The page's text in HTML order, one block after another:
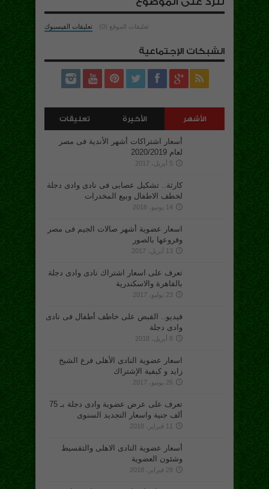
تعليقات الفيسبوك تعليقات الموقع (0)
الشبكات الإجتماعية
الأشهر الأخيرة تعليقات
أسعار اشتراكات أشهر الأندية فى مصر
لعام 2020/2019
5 أبريل، 2017
كارثة.. تشكيل عصابى فى نادى وادى دجلة
لخطف الاطفال وبيع المخدرات
14 يونيو، 2018
اسعار عضوية أشهر صالات الجيم فى مصر
وفروعها بالصور
13 أبريل، 2017
تعرف على اسعار اشتراك نادى وادى دجلة
بالقاهرة والاسكندرية
23 يوليو، 2017
فيديو.. القبض على خاطف أطفال فى نادى
وادى دجلة
8 أبريل، 2018
اسعار عضوية النادى الأهلى فرع الشيخ
زايد و كيفية الإشتراك
26 يونيو، 2017
تعرف على عرض عضوية وادى دجلة بـ 75
ألف جنية واسعار التجديد السنوى
11 فبراير، 2018
أسعار عضوية النادى الاهلى والتقسيط
وشئون العضوية
28 فبراير، 2018